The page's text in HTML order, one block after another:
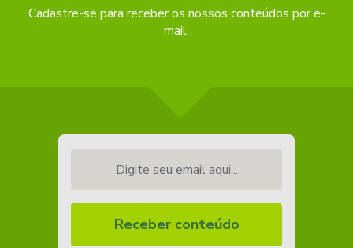
Cadastre-se para receber os nossos conteúdos por e-
mail.
Receber conteúdo